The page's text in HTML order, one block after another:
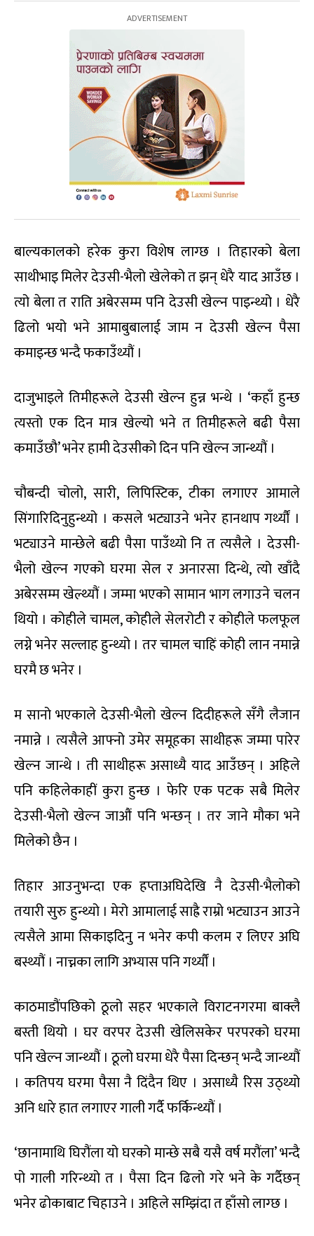
बाल्यकालको हरेक कुरा विशेष लाग्छ । तिहारको बेला
साथीभाइ मिलेर देउसी-भैलो खेलेको त झन् धेरै याद आउँछ ।
त्यो बेला त राति अबेरसम्म पनि देउसी खेल्न पाइन्थ्यो । धेरै
ढिलो भयो भने आमाबुबालाई जाम न देउसी खेल्न पैसा
कमाइन्छ भन्दै फकाउँथ्यौं ।
दाजुभाइले तिमीहरूले देउसी खेल्न हुन्न भन्थे । ‘कहाँ हुन्छ
त्यस्तो एक दिन मात्र खेल्यो भने त तिमीहरूले बढी पैसा
कमाउँछौ’ भनेर हामी देउसीको दिन पनि खेल्न जान्थ्यौं ।
चौबन्दी चोलो, सारी, लिपिस्टिक, टीका लगाएर आमाले
सिंगारिदिनुहुन्थ्यो । कसले भट्याउने भनेर हानथाप गर्थ्यौं ।
भट्याउने मान्छेले बढी पैसा पाउँथ्यो नि त त्यसैले । देउसी-
भैलो खेल्न गएको घरमा सेल र अनारसा दिन्थे, त्यो खाँदै
अबेरसम्म खेल्थ्यौं । जम्मा भएको सामान भाग लगाउने चलन
थियो । कोहीले चामल, कोहीले सेलरोटी र कोहीले फलफूल
लग्ने भनेर सल्लाह हुन्थ्यो । तर चामल चाहिं कोही लान नमान्ने
घरमै छ भनेर ।
म सानो भएकाले देउसी-भैलो खेल्न दिदीहरूले सँगै लैजान
नमान्ने । त्यसैले आफ्नो उमेर समूहका साथीहरू जम्मा पारेर
खेल्न जान्थे । ती साथीहरू असाध्यै याद आउँछन् । अहिले
पनि कहिलेकाहीं कुरा हुन्छ । फेरि एक पटक सबै मिलेर
देउसी-भैलो खेल्न जाऔं पनि भन्छन् । तर जाने मौका भने
मिलेको छैन ।
तिहार आउनुभन्दा एक हप्ताअघिदेखि नै देउसी-भैलोको
तयारी सुरु हुन्थ्यो । मेरो आमालाई साह्रै राम्रो भट्याउन आउने
त्यसैले आमा सिकाइदिनु न भनेर कपी कलम र लिएर अघि
बस्थ्यौं । नाच्नका लागि अभ्यास पनि गर्थ्यौं ।
काठमाडौंपछिको ठूलो सहर भएकाले विराटनगरमा बाक्लै
बस्ती थियो । घर वरपर देउसी खेलिसकेर परपरको घरमा
पनि खेल्न जान्थ्यौं । ठूलो घरमा धेरै पैसा दिन्छन् भन्दै जान्थ्यौं
। कतिपय घरमा पैसा नै दिंदैन थिए । असाध्यै रिस उठ्थ्यो
अनि धारे हात लगाएर गाली गर्दै फर्किन्थ्यौं ।
‘छानामाथि घिरौंला यो घरको मान्छे सबै यसै वर्ष मरौंला’ भन्दै
पो गाली गरिन्थ्यो त । पैसा दिन ढिलो गरे भने के गर्दैछन्
भनेर ढोकाबाट चिहाउने । अहिले सम्झिंदा त हाँसो लाग्छ ।